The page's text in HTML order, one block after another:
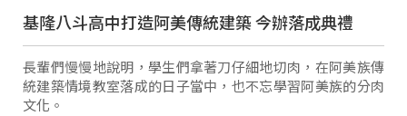
基隆八斗高中打造阿美傳統建築 今辦落成典禮
長輩們慢慢地說明，學生們拿著刀仔細地切肉，在阿美族傳
統建築情境教室落成的日子當中，也不忘學習阿美族的分肉
文化。